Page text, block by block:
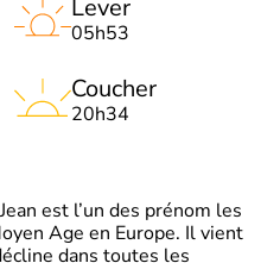
Lever
05h53
Coucher
20h34
est l’un des prénom les
Age en Europe. Il vient
dans toutes les